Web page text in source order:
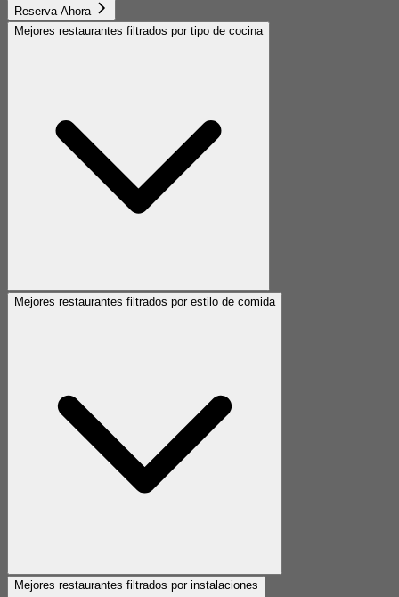
Reserva Ahora
Mejores restaurantes filtrados por tipo de cocina
Mejores restaurantes filtrados por estilo de comida
Mejores restaurantes filtrados por instalaciones